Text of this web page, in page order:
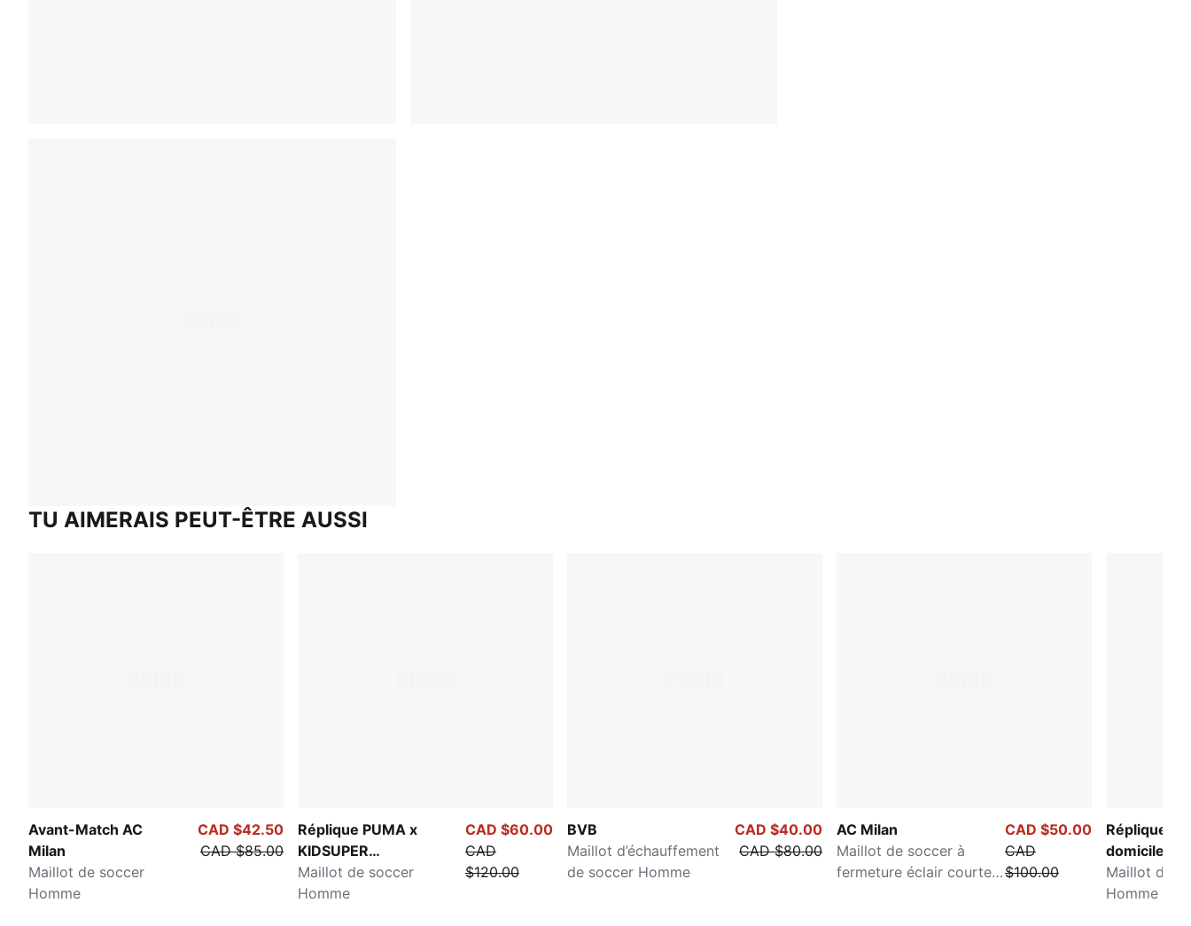
TU AIMERAIS PEUT-ÊTRE AUSSI
Avant-Match AC
Milan
Maillot de soccer
Homme
CAD $42.50
CAD $85.00
Réplique PUMA x
KIDSUPER
Manchester City
Maillot de soccer
Homme
CAD $60.00
CAD
$120.00
BVB
Maillot d’échauffement
de soccer Homme
CAD $40.00
CAD $80.00
AC Milan
Maillot de soccer à
fermeture éclair courte
CAD $50.00
CAD
$100.00
Réplique « à
domicile »
Maillot de
Homme